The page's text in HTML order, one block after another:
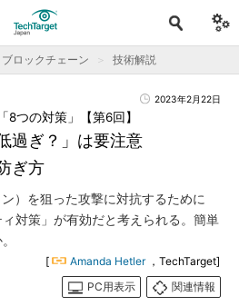
ブロックチェーン 技術解説
2023年2月22日
過ぎ？」は要注意
ぎ方
8つの対策」【第6回】
）を狙った攻撃に対抗するために
対策」が有効だと考えられる。簡単
[ Amanda Hetler ，TechTarget]
PC用表示
関連情報